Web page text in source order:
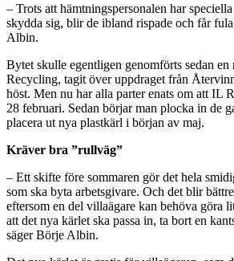
– Trots att hämtningspersonalen har
skydda sig, blir de ibland rispade och får
Albin.
Bytet skulle egentligen genomförts sedan
Recycling, tagit över uppdraget från
höst. Men nu har alla parter enats om att IL
28 februari. Sedan börjar man plocka in de
placera ut nya plastkärl i början av maj.
Kräver bra ”rullväg”
– Ett skifte före sommaren gör det hela
som ska byta arbetsgivare. Och det blir
eftersom en del villaägare kan behöva göra
att det nya kärlet ska passa in, ta bort en
säger Börje Albin.